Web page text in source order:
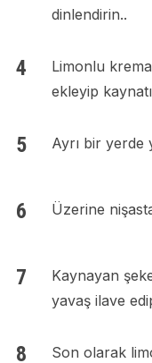
dinlendirin..
Limonlu
ekleyip
Ayrı bir yerde
Üzerine
Kaynayan
yavaş ilave
Son olarak